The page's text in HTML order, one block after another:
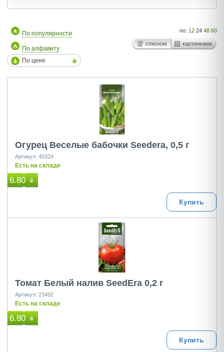
По популярности
По алфавиту
По цене
по: 12 24 48 60
списком картинками
Огурец Веселые бабочки Seedera, 0,5 г
Артикул: 40324
Есть на складе
6.80 ₴
Купить
Томат Белый налив SeedEra 0,2 г
Артикул: 23492
Есть на складе
6.80 ₴
Купить